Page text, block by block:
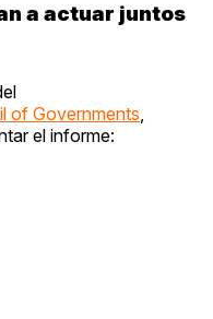
a actuar juntos
of Governments
el informe: